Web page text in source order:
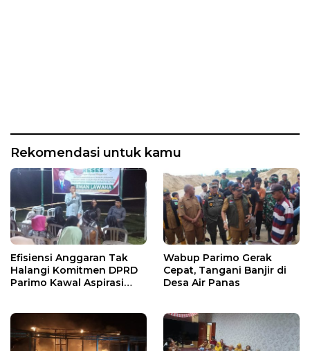
Rekomendasi untuk kamu
Efisiensi Anggaran Tak
Halangi Komitmen DPRD
Parimo Kawal Aspirasi
Wabup Parimo Gerak
Cepat, Tangani Banjir di
Desa Air Panas